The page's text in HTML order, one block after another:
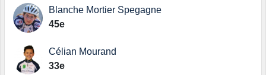
Blanche Mortier Spegagne
45e
Célian Mourand
33e